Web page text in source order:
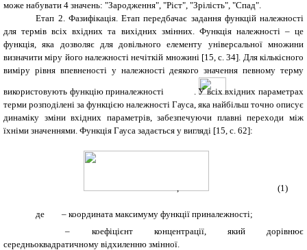
може набувати 4 значень: "Зародження", "Ріст", "Зрілість", "Спад".
Етап 2. Фазифікація. Етап передбачає задання функцій належності
для термів всіх вхідних та вихідних змінних. Функція належності – це
функція, яка дозволяє для довільного елементу універсальної множини
визначити міру його належності нечіткій множині [15,c . 34]. Для кількісного
виміру рівня впевненості у належності деякого значення певному терму
використовують функцію приналежності
. У всіх вхідних параметрах
терми розподілені за функцією належності Гауса, яка найбільш точно описує
динаміку зміни вхідних параметрів, забезпечуючи плавні переходи між
їхніми значеннями. Функція Гауса задається у вигляді [15 c . 62]:
, (1)
де
– координата максимуму функції приналежності;
– коефіцієнт концентрації, який дорівнює
середньоквадратичному відхиленню змінної.